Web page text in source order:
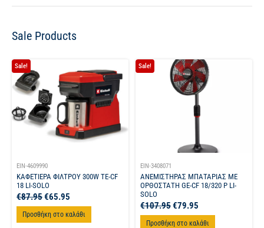
Sale Products
Sale!
EIN-4609990
ΚΑΦΕΤΙΕΡΑ ΦΙΛΤΡΟΥ 300W TE-CF
18 LI-SOLO
€87.95€65.95
Προσθήκη στο καλάθι
Sale!
EIN-3408071
ΑΝΕΜΙΣΤΗΡΑΣ ΜΠΑΤΑΡΙΑΣ ΜΕ
ΟΡΘΟΣΤΑΤΗ GE-CF 18/320 P LI-
SOLO
€107.95€79.95
Προσθήκη στο καλάθι